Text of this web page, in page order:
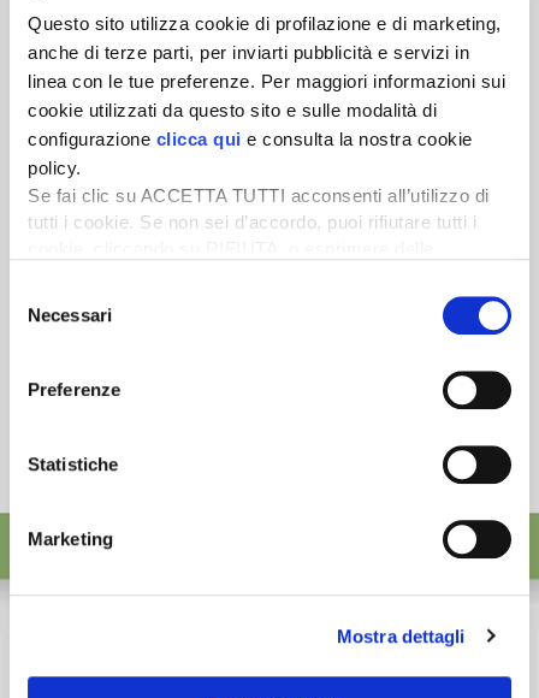
Questo sito utilizza cookie di profilazione e di marketing,
anche di terze parti, per inviarti pubblicità e servizi in
linea con le tue preferenze. Per maggiori informazioni sui
cookie utilizzati da questo sito e sulle modalità di
configurazione clicca qui e consulta la nostra cookie
policy.
Se fai clic su ACCETTA TUTTI acconsenti all’utilizzo di
tutti i cookie. Se non sei d’accordo, puoi rifiutare tutti i
desideri accettare e cliccando ACCETTA SELEZIONATI.
delNecessari
Preferenze
Statistiche
Marketing
Mostra dettagli
Newsletter
Scopri un servizio d'informazione di alta qualità. Tagliato sulle tue
esigenze.